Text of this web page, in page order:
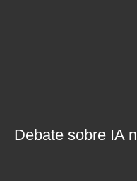
Debate sobre IA